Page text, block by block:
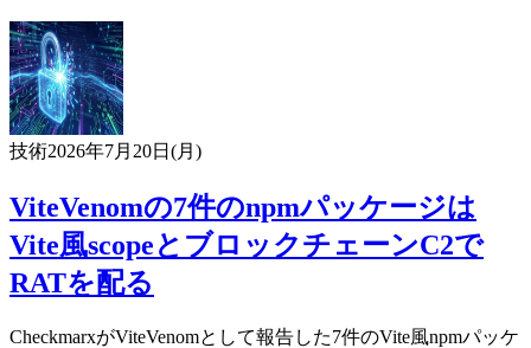
技術2026年7月20日(月)
ViteVenomの7件のnpmパッケージは
Vite風scopeとブロックチェーンC2で
RATを配る
CheckmarxがViteVenomとして報告した7件のVite風npmパッケ